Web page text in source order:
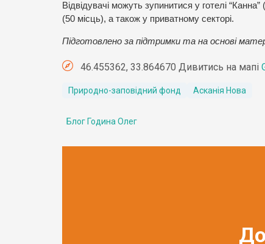
Відвідувачі можуть зупинитися у готелі
(50 місць), а також у приватному секторі.
Підготовлено за підтримки та на основі
46.455362, 33.864670 Дивитись на мапі
Природно-заповідний фонд Асканія Нова
Блог Година Олег